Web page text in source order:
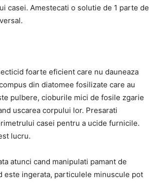
casei. Amestecati o solutie de 1 parte de
foarte eficient care nu dauneaza
din diatomee fosilizate care au
pulbere, cioburile mici de fosile zgarie
uscarea corpului lor. Presarati
casei pentru a ucide furnicile.
lucru.
atunci cand manipulati pamant de
este ingerata, particulele minuscule pot